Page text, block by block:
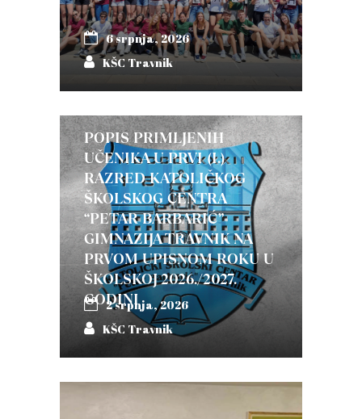
6 srpnja, 2026
KŠC Travnik
POPIS PRIMLJENIH
UČENIKA U PRVI (I.)
RAZRED KATOLIČKOG
ŠKOLSKOG CENTRA
“PETAR BARBARIĆ”-
GIMNAZIJA TRAVNIK NA
PRVOM UPISNOM ROKU U
ŠKOLSKOJ 2026./2027.
GODINI
2 srpnja, 2026
KŠC Travnik